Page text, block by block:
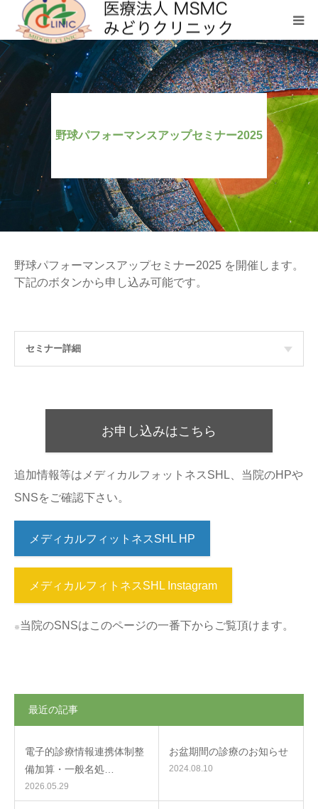
野球パフォーマンスアップセミナー2025
野球パフォーマンスアップセミナー2025 を開催します。
下記のボタンから申し込み可能です。
セミナー詳細
お申し込みはこちら
追加情報等はメディカルフォットネスSHL、当院のHPや
SNSをご確認下さい。
メディカルフィットネスSHL HP
メディカルフィトネスSHL Instagram
※ 当院のSNSはこのページの一番下からご覧頂けます。
最近の記事
電子的診療情報連携体制整
備加算・一般名処…
2026.05.29
お盆期間の診療のお知らせ
2024.08.10
クリニックについて
お問い合わせ
メディカルフィットネス SHL